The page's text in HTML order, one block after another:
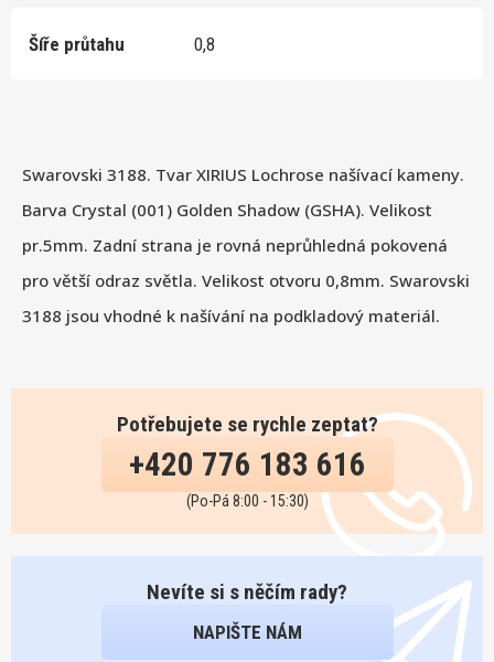
Swarovski 3188. Tvar XIRIUS Lochrose našívací kameny.
Barva Crystal (001) Golden Shadow (GSHA). Velikost
pr.5mm. Zadní strana je rovná neprůhledná pokovená
pro větší odraz světla. Velikost otvoru 0,8mm. Swarovski
3188 jsou vhodné k našívání na podkladový materiál.
Potřebujete se rychle zeptat?
+420 776 183 616
(Po-Pá 8:00 - 15:30)
Nevíte si s něčím rady?
NAPIŠTE NÁM
Šíře průtahu 0,8